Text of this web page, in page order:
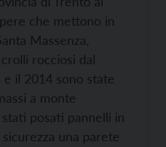
che mettono in
Massenza,
rocciosi dal
e il 2014 sono state
a monte
posati pannelli in
una parete